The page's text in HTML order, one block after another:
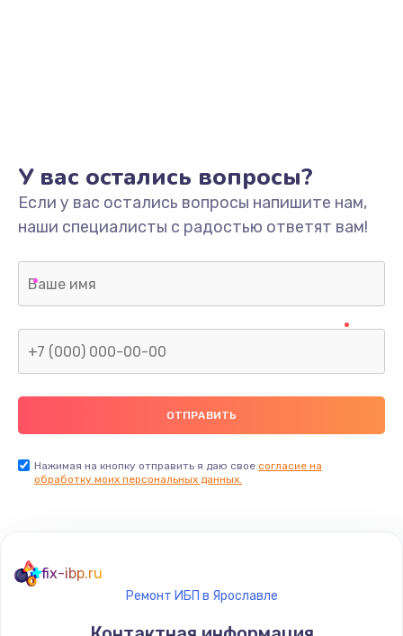
У вас остались вопросы?
Если у вас остались вопросы напишите нам,
наши специалисты с радостью ответят вам!
Нажимая на кнопку отправить я даю свое согласие на
обработку моих персональных данных.
fix-ibp.ru
Ремонт ИБП в Ярославле